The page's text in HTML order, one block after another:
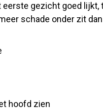
eerste gezicht goed
schade onder zit
hoofd zien